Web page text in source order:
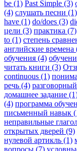
be (1) Past Simple (3)
(4) слушать песни (1)
have (1) do/does (3)
цели (3) практика (7)
to (1) степень
английские времена
обучения (4)
читать книги (3)
continuous (1)
речь (4)
домашнее задание
(4) программа
письменный навык
неправильные
открытых дверей (9)
нулевой артикль (1)
вопросы (7)